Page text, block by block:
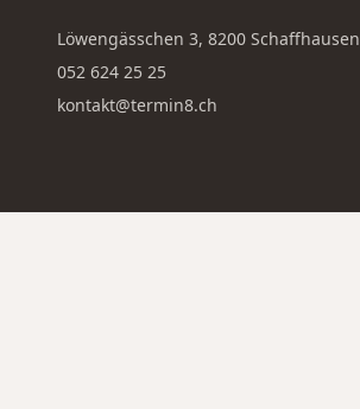
Löwengässchen 3, 8200 Schaffhausen
052 624 25 25
kontakt@termin8.ch